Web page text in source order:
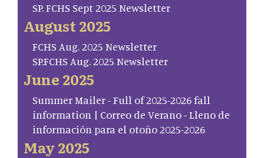
SP. FCHS Sept 2025 Newsletter
August 2025
FCHS Aug. 2025 Newsletter
SP.FCHS Aug. 2025 Newsletter
June 2025
Summer Mailer - Full of 2025-2026 fall
information | Correo de Verano - Lleno de
información para el otoño 2025-2026
May 2025